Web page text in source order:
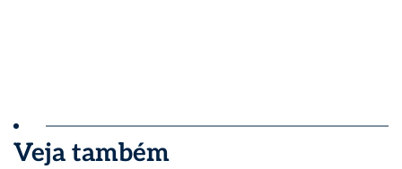
Veja também